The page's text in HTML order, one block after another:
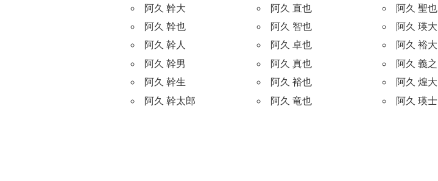
阿久 幹大
阿久 幹也
阿久 幹人
阿久 幹男
阿久 幹生
阿久 幹太郎
阿久 直也
阿久 智也
阿久 卓也
阿久 真也
阿久 裕也
阿久 竜也
阿久 聖也
阿久 瑛大
阿久 裕大
阿久 義之
阿久 煌大
阿久 瑛士